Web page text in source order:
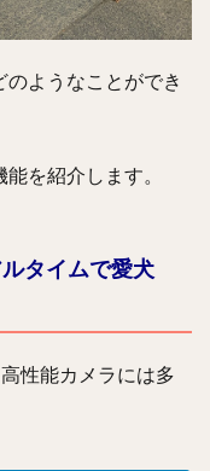
のようなことができ
を紹介します。
タイムで愛犬
性能カメラには多